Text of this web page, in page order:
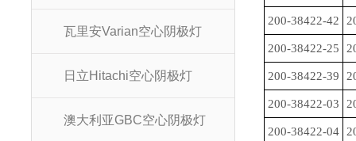
瓦里安Varian空心阴极灯
日立Hitachi空心阴极灯
澳大利亚GBC空心阴极灯
200-38422-42
200-38422-25
200-38422-39
200-38422-03
200-38422-04